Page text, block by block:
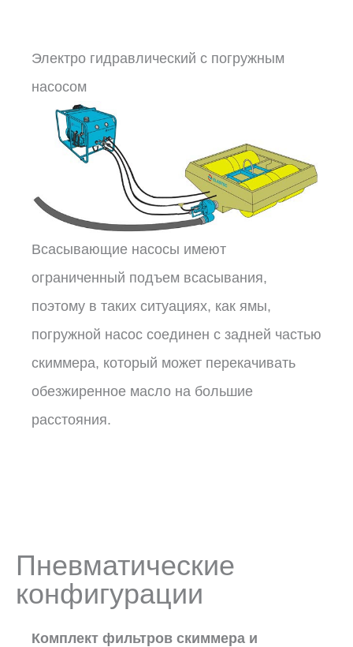
Электро гидравлический с погружным
насосом
Всасывающие насосы имеют
ограниченный подъем всасывания,
поэтому в таких ситуациях, как ямы,
погружной насос соединен с задней частью
скиммера, который может перекачивать
обезжиренное масло на большие
расстояния.
Пневматические
конфигурации
Комплект фильтров скиммера и